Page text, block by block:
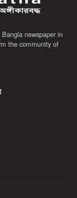
newspaper in
the community of